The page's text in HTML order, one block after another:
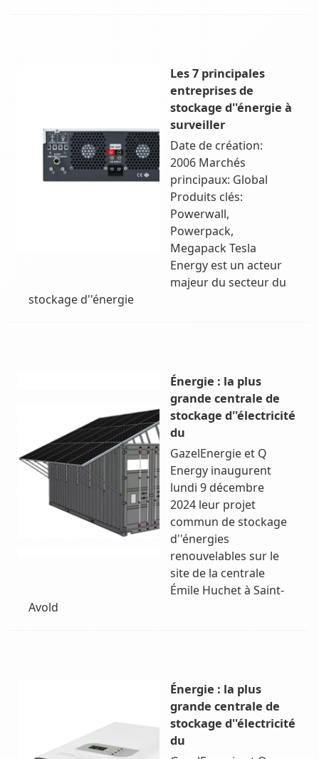
Les 7 principales
entreprises de
stockage d''énergie à
surveiller
Date de création:
2006 Marchés
principaux: Global
Produits clés:
Powerwall,
Powerpack,
Megapack Tesla
Energy est un acteur
majeur du secteur du
stockage d''énergie
Énergie : la plus
grande centrale de
stockage d''électricité
du
GazelEnergie et Q
Energy inaugurent
lundi 9 décembre
2024 leur projet
commun de stockage
d''énergies
renouvelables sur le
site de la centrale
Émile Huchet à Saint-
Avold
Énergie : la plus
grande centrale de
stockage d''électricité
du